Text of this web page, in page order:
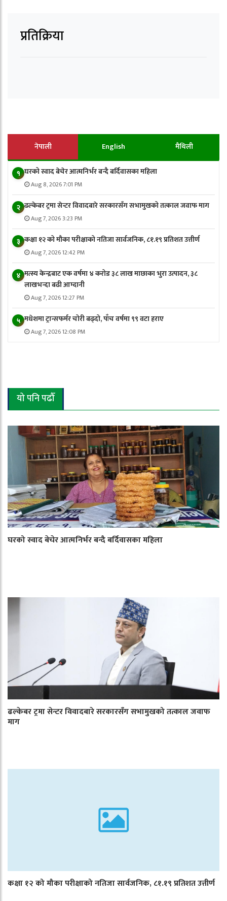
प्रतिक्रिया
नेपाली English मैथिली
१ घरको स्वाद बेचेर आत्मनिर्भर बन्दै बर्दिवासका महिला
Aug 8, 2026 7:01 PM
२ ढल्केबर ट्रमा सेन्टर विवादबारे सरकारसँग सभामुखको तत्काल जवाफ माग
Aug 7, 2026 3:23 PM
३ कक्षा १२ को मौका परीक्षाको नतिजा सार्वजनिक, ८१.१९ प्रतिशत उत्तीर्ण
Aug 7, 2026 12:42 PM
४ मत्स्य केन्द्रबाट एक वर्षमा ४ करोड ३८ लाख माछाका भुरा उत्पादन, ३८
लाखभन्दा बढी आम्दानी
Aug 7, 2026 12:27 PM
५ मधेशमा ट्रान्सफर्मर चोरी बढ्दो, पाँच वर्षमा ९९ वटा हराए
Aug 7, 2026 12:08 PM
यो पनि पढौँ
घरको स्वाद बेचेर आत्मनिर्भर बन्दै बर्दिवासका महिला
ढल्केबर ट्रमा सेन्टर विवादबारे सरकारसँग सभामुखको तत्काल जवाफ
माग
कक्षा १२ को मौका परीक्षाको नतिजा सार्वजनिक, ८१.१९ प्रतिशत उत्तीर्ण